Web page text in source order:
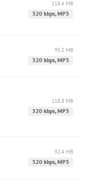
118.4 MB
320 kbps, MP3
95.2 MB
320 kbps, MP3
118.8 MB
320 kbps, MP3
92.4 MB
320 kbps, MP3